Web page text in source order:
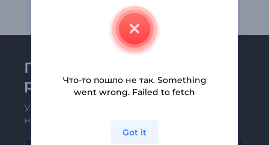
Присоединяйтесь к
рассылке Renderforest
Узнавайте о последних новостях и
новых предложениях первыми
Что-то пошло не так. Something
went wrong. Failed to fetch
Got it